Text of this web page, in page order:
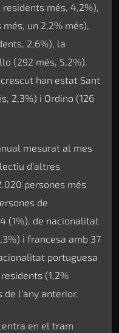
residents més, 4,2%),
un 2,2% més),
2,6%), la
(292 més, 5,2%).
han estat Sant
2,3%) i Ordino (126
mesurat al mes
d’altres
persones més
de
(1%), de nacionalitat
i francesa amb 37
portuguesa
(1,2%
l’any anterior.
en el tram